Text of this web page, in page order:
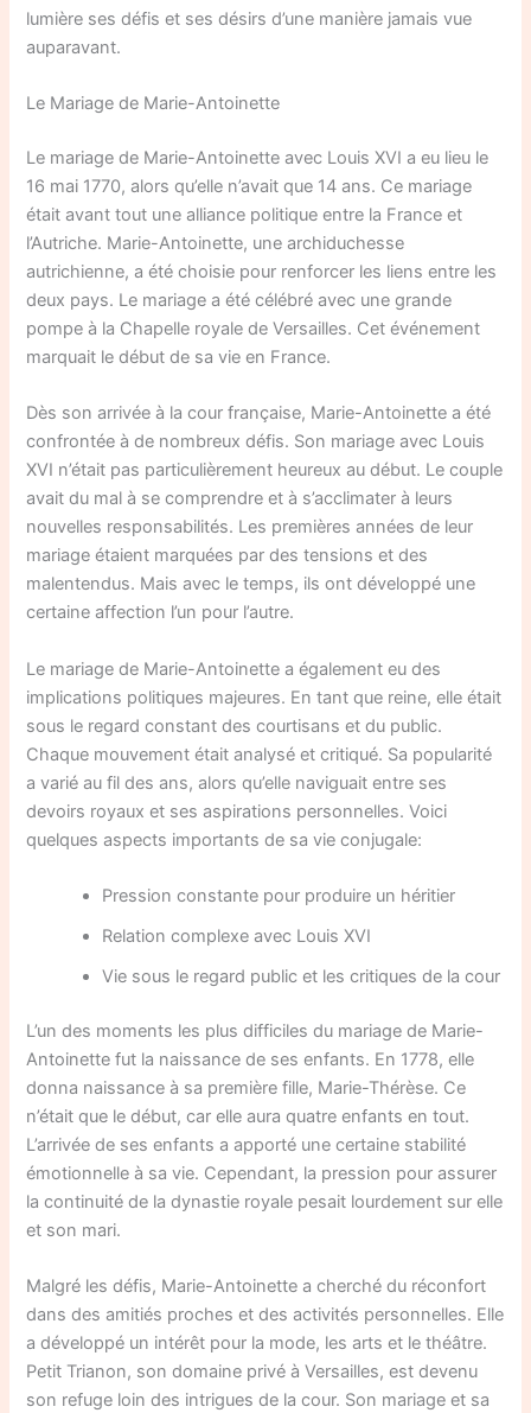
lumière ses défis et ses désirs d’une manière jamais vue
auparavant.
Le Mariage de Marie-Antoinette
Le mariage de Marie-Antoinette avec Louis XVI a eu lieu le
16 mai 1770, alors qu’elle n’avait que 14 ans. Ce mariage
était avant tout une alliance politique entre la France et
l’Autriche. Marie-Antoinette, une archiduchesse
autrichienne, a été choisie pour renforcer les liens entre les
deux pays. Le mariage a été célébré avec une grande
pompe à la Chapelle royale de Versailles. Cet événement
marquait le début de sa vie en France.
Dès son arrivée à la cour française, Marie-Antoinette a été
confrontée à de nombreux défis. Son mariage avec Louis
XVI n’était pas particulièrement heureux au début. Le couple
avait du mal à se comprendre et à s’acclimater à leurs
nouvelles responsabilités. Les premières années de leur
mariage étaient marquées par des tensions et des
malentendus. Mais avec le temps, ils ont développé une
certaine affection l’un pour l’autre.
Le mariage de Marie-Antoinette a également eu des
implications politiques majeures. En tant que reine, elle était
sous le regard constant des courtisans et du public.
Chaque mouvement était analysé et critiqué. Sa popularité
a varié au fil des ans, alors qu’elle naviguait entre ses
devoirs royaux et ses aspirations personnelles. Voici
quelques aspects importants de sa vie conjugale:
Pression constante pour produire un héritier
Relation complexe avec Louis XVI
Vie sous le regard public et les critiques de la cour
L’un des moments les plus difficiles du mariage de Marie-
Antoinette fut la naissance de ses enfants. En 1778, elle
donna naissance à sa première fille, Marie-Thérèse. Ce
n’était que le début, car elle aura quatre enfants en tout.
L’arrivée de ses enfants a apporté une certaine stabilité
émotionnelle à sa vie. Cependant, la pression pour assurer
la continuité de la dynastie royale pesait lourdement sur elle
et son mari.
Malgré les défis, Marie-Antoinette a cherché du réconfort
dans des amitiés proches et des activités personnelles. Elle
a développé un intérêt pour la mode, les arts et le théâtre.
Petit Trianon, son domaine privé à Versailles, est devenu
son refuge loin des intrigues de la cour. Son mariage et sa